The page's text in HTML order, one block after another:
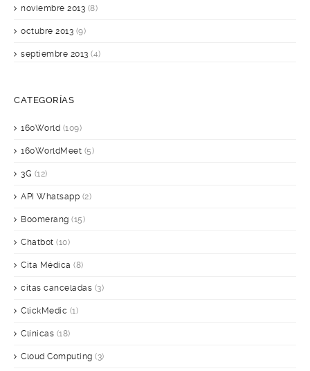
noviembre 2013 (8)
octubre 2013 (9)
septiembre 2013 (4)
CATEGORÍAS
160World (109)
160WorldMeet (5)
3G (12)
API Whatsapp (2)
Boomerang (15)
Chatbot (10)
Cita Médica (8)
citas canceladas (3)
ClickMedic (1)
Clínicas (18)
Cloud Computing (3)